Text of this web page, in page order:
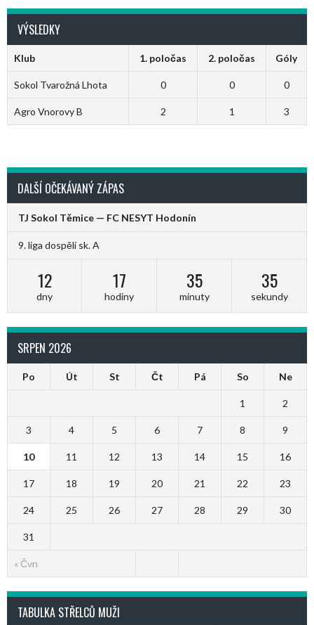
VÝSLEDKY
Klub 1. poločas 2. poločas Góly
Sokol Tvarožná Lhota 0 0 0
Agro Vnorovy B 2 1 3
DALŠÍ OČEKÁVANÝ ZÁPAS
TJ Sokol Těmice — FC NESYT Hodonín
9. liga dospělí sk. A
12
dny
17
hodiny
35
minuty
35
sekundy
SRPEN 2026
Po Út St Čt Pá So Ne
« Čvn
1 2
3 4 5 6 7 8 9
10 11 12 13 14 15 16
17 18 19 20 21 22 23
24 25 26 27 28 29 30
31
TABULKA STŘELCŮ MUŽI